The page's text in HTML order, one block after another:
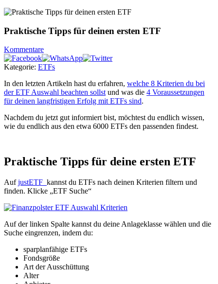
Praktische Tipps für deinen ersten ETF
Kommentare
Kategorie: ETFs
In den letzten Artikeln hast du erfahren, welche 8 Kriterien du bei
der ETF Auswahl beachten sollstund was die 4 Voraussetzungen
für deinen langfristigen Erfolg mit ETFs sind.
Nachdem du jetzt gut informiert bist, möchtest du endlich wissen,
wie du endlich aus den etwa 6000 ETFs den passenden findest.
Praktische Tipps für deine ersten ETF
AufjustETF kannst du ETFs nach deinen Kriterien filtern und
finden. Klicke „ETF Suche“
Auf der linken Spalte kannst du deine Anlageklasse wählen und die
Suche eingrenzen, indem du:
sparplanfähige ETFs
Fondsgröße
Art der Ausschüttung
Alter